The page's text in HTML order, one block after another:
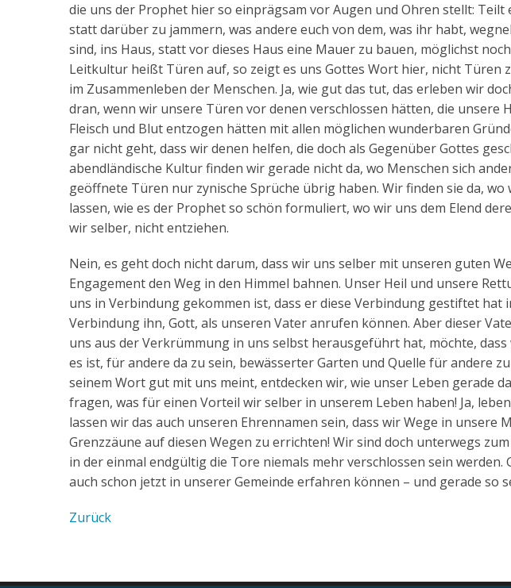
die uns der Prophet hier so einprägsam vor Augen und Ohren stellt:
statt darüber zu jammern, was andere euch von dem, was ihr habt,
sind, ins Haus, statt vor dieses Haus eine Mauer zu bauen, möglichst
Leitkultur heißt Türen auf, so zeigt es uns Gottes Wort hier, nicht Türen
im Zusammenleben der Menschen. Ja, wie gut das tut, das erleben wir
dran, wenn wir unsere Türen vor denen verschlossen hätten, die unsere
Fleisch und Blut entzogen hätten mit allen möglichen wunderbaren
gar nicht geht, dass wir denen helfen, die doch als Gegenüber Gottes
abendländische Kultur finden wir gerade nicht da, wo Menschen sich
geöffnete Türen nur zynische Sprüche übrig haben. Wir finden sie da,
lassen, wie es der Prophet so schön formuliert, wo wir uns dem Elend
wir selber, nicht entziehen.
Nein, es geht doch nicht darum, dass wir uns selber mit unseren guten
Engagement den Weg in den Himmel bahnen. Unser Heil und unsere
uns in Verbindung gekommen ist, dass er diese Verbindung gestiftet hat
Verbindung ihn, Gott, als unseren Vater anrufen können. Aber dieser
uns aus der Verkrümmung in uns selbst herausgeführt hat, möchte,
es ist, für andere da zu sein, bewässerter Garten und Quelle für andere
seinem Wort gut mit uns meint, entdecken wir, wie unser Leben gerade
fragen, was für einen Vorteil wir selber in unserem Leben haben! Ja,
lassen wir das auch unseren Ehrennamen sein, dass wir Wege in unsere
Grenzzäune auf diesen Wegen zu errichten! Wir sind doch unterwegs
in der einmal endgültig die Tore niemals mehr verschlossen sein werden.
auch schon jetzt in unserer Gemeinde erfahren können – und gerade so
Zurück